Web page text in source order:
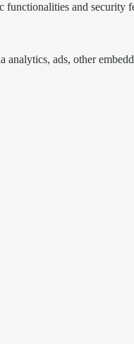
and security
ads, other